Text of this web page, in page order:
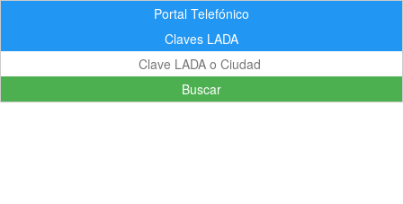
Portal Telefónico
Claves LADA
Buscar